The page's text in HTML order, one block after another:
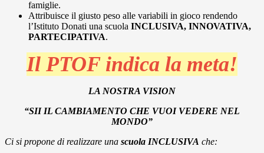
famiglie.
Attribuisce il giusto peso alle variabili in gioco rendendo
l’Istituto Donati una scuola INCLUSIVA, INNOVATIVA,
PARTECIPATIVA.
Il PTOF indica la meta!
LA NOSTRA VISION
“SII IL CAMBIAMENTO CHE VUOI VEDERE NEL
MONDO”
Ci si propone di realizzare una scuola INCLUSIVA che: